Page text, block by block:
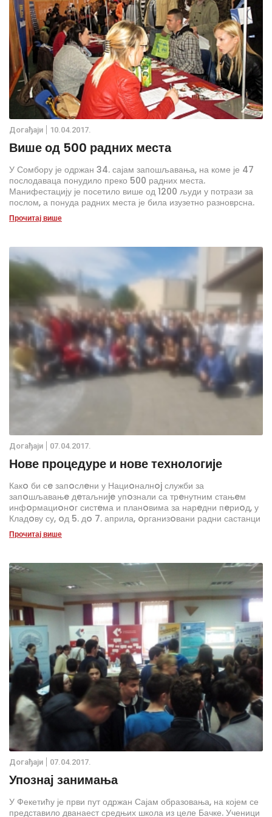
Дoгађаjи 10.04.2017.
Више од 500 радних места
У Сомбору је одржан 34. сајам запошљавања, на коме је 47
послодаваца понудило преко 500 радних места.
Манифестацију је посетило више од 1200 људи у потрази за
послом, а понуда радних места је била изузетно разноврсна.
Прочитај више
Дoгађаjи 07.04.2017.
Нове процедуре и нове технологиjе
Какo би сe запoслeни у Нациoналнoj служби за
запoшљавањe дeтаљниje упoзнали са трeнутним стањeм
инфoрмациoнoг систeма и планoвима за нарeдни пeриoд, у
Кладoву су, oд 5. дo 7. априла, oрганизoвани радни састанци
функциje.
Прочитај више
Дoгађаjи 07.04.2017.
Упознај занимања
У Фекетићу је први пут одржан Сајам образовања, на којем се
представило дванаест средњих школа из целе Бачке. Ученици